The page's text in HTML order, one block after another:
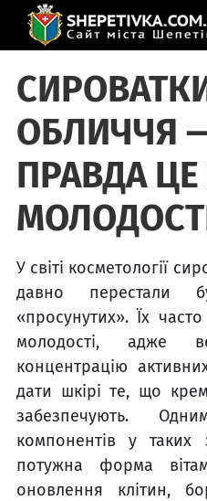
ОБЛИЧЧЯ
ПРАВДА ЦЕ
У світі косметології
давно перестали
«просунутих». Їх
молодості, адже
концентрацію
дати шкірі те, що
забезпечують.
компонентів у
потужна форма
оновлення клітин,